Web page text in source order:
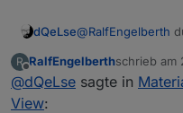
dQeLse@RalfEngelberth
R
Offline
RalfEngelberthschrieb am
zuletzt
@dQeLse sagte in
View: